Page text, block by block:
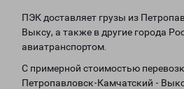
ПЭК доставляет грузы из
Выксу, а также в другие города
авиатранспортом.
С примерной стоимостью
Петропавловск-Камчатский -